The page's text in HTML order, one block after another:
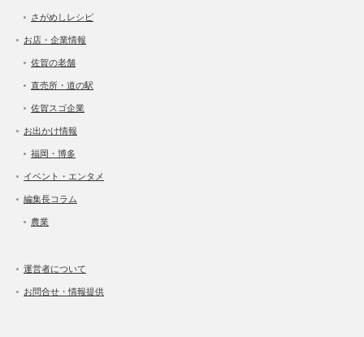
さがめしレシピ
お店・企業情報
佐賀の老舗
直売所・道の駅
佐賀スゴ企業
お出かけ情報
福岡・博多
イベント・エンタメ
編集長コラム
農業
運営者について
お問合せ・情報提供